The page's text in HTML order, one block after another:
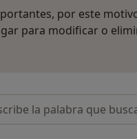
por este
para modificar o
en opiniones